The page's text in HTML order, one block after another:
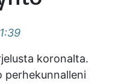
koronalta.
perhekunnalleni